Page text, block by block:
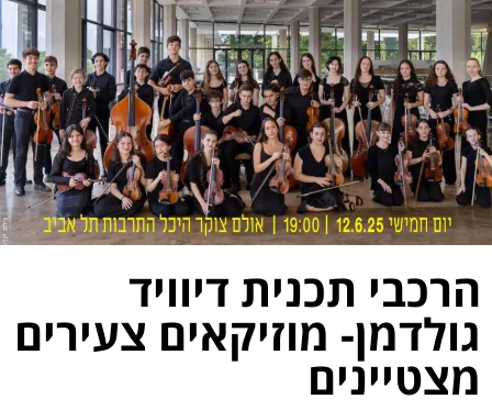
הרכבי תכנית דיוויד
גולדמן- מוזיקאים צעירים
מצטיינים